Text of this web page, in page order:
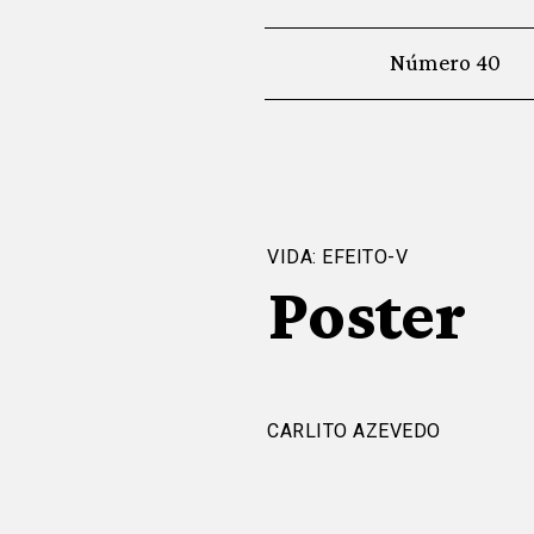
Número 40
VIDA: EFEITO-V
Poster
CARLITO AZEVEDO